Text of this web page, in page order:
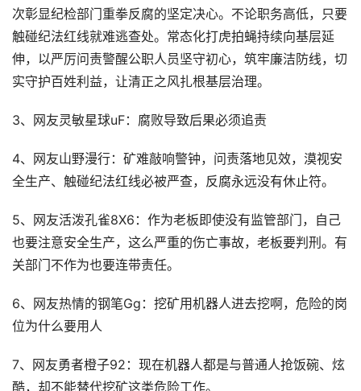
次彰显纪检部门重拳反腐的坚定决心。不论职务高低，只要
触碰纪法红线就难逃查处。常态化打虎拍蝇持续向基层延
伸，以严厉问责警醒公职人员坚守初心，筑牢廉洁防线，切
实守护百姓利益，让清正之风扎根基层治理。
3、网友灵敏星球uF：腐败导致后果必须追责
4、网友山野漫行：矿难敲响警钟，问责落地见效，漠视安
全生产、触碰纪法红线必被严查，反腐永远没有休止符。
5、网友活泼孔雀8X6：作为老板即使没有监管部门，自己
也要注意安全生产，这么严重的伤亡事故，老板要判刑。有
关部门不作为也要连带责任。
6、网友热情的钢笔Gg：挖矿用机器人进去挖啊，危险的岗
位为什么要用人
7、网友勇者橙子92：现在机器人都是与普通人抢饭碗、炫
酷，却不能替代挖矿这类危险工作。